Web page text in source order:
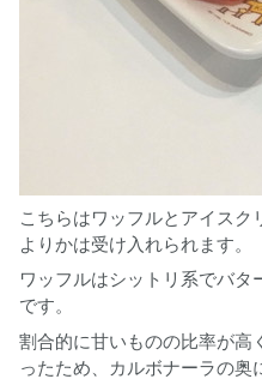
こちらはワッフルとアイスク
よりかは受け入れられます。
ワッフルはシットリ系でバタ
です。
割合的に甘いものの比率が高
ったため、カルボナーラの奥